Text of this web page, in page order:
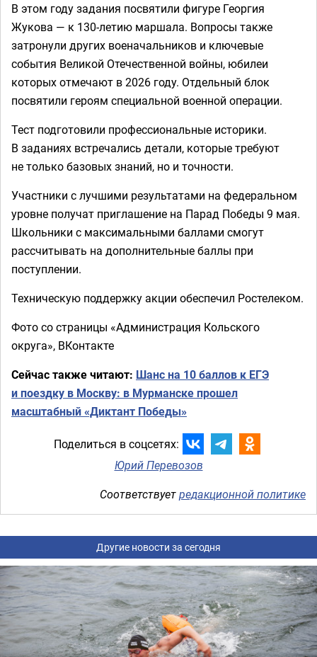
В этом году задания посвятили фигуре Георгия
Жукова — к 130-летию маршала. Вопросы также
затронули других военачальников и ключевые
события Великой Отечественной войны, юбилеи
которых отмечают в 2026 году. Отдельный блок
посвятили героям специальной военной операции.
Тест подготовили профессиональные историки.
В заданиях встречались детали, которые требуют
не только базовых знаний, но и точности.
Участники с лучшими результатами на федеральном
уровне получат приглашение на Парад Победы 9 мая.
Школьники с максимальными баллами смогут
рассчитывать на дополнительные баллы при
поступлении.
Техническую поддержку акции обеспечил Ростелеком.
Фото со страницы «Администрация Кольского
округа», ВКонтакте
Сейчас также читают: Шанс на 10 баллов к ЕГЭ
и поездку в Москву: в Мурманске прошел
масштабный «Диктант Победы»
Поделиться в соцсетях:
Юрий Перевозов
Соответствуетредакционной политике
Другие новости за сегодня